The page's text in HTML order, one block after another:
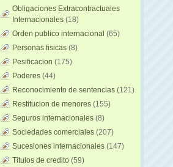
Obligaciones Extracontractuales
Internacionales (18)
Orden publico internacional (65)
Personas fisicas (8)
Pesificacion (175)
Poderes (44)
Reconocimiento de sentencias (121)
Restitucion de menores (155)
Seguros internacionales (8)
Sociedades comerciales (207)
Sucesiones internacionales (147)
Titulos de credito (59)